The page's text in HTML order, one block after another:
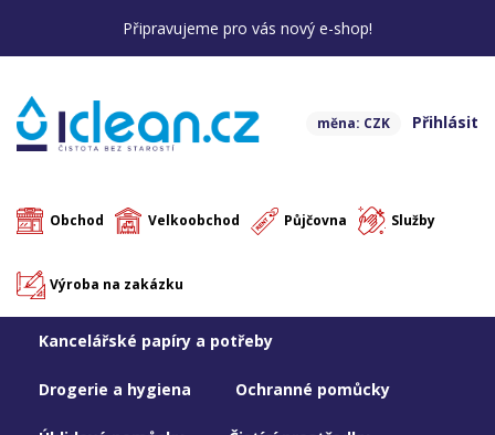
Připravujeme pro vás nový e-shop!
Přihlásit
měna: CZK
Obchod Velkoobchod Půjčovna Služby
Výroba na zakázku
Kancelářské papíry a potřeby
Drogerie a hygiena Ochranné pomůcky